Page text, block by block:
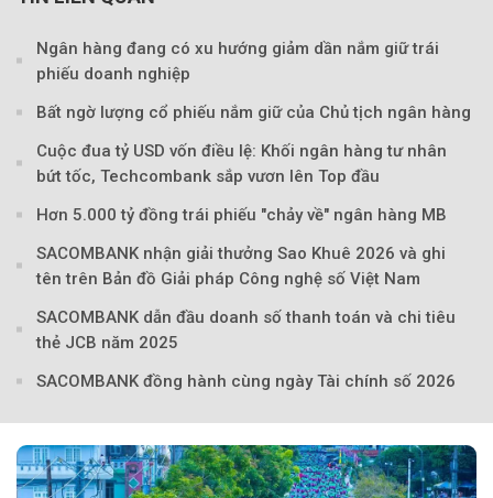
Ngân hàng đang có xu hướng giảm dần nắm giữ trái
phiếu doanh nghiệp
Bất ngờ lượng cổ phiếu nắm giữ của Chủ tịch ngân hàng
Cuộc đua tỷ USD vốn điều lệ: Khối ngân hàng tư nhân
bứt tốc, Techcombank sắp vươn lên Top đầu
Hơn 5.000 tỷ đồng trái phiếu "chảy về" ngân hàng MB
SACOMBANK nhận giải thưởng Sao Khuê 2026 và ghi
tên trên Bản đồ Giải pháp Công nghệ số Việt Nam
SACOMBANK dẫn đầu doanh số thanh toán và chi tiêu
thẻ JCB năm 2025
SACOMBANK đồng hành cùng ngày Tài chính số 2026